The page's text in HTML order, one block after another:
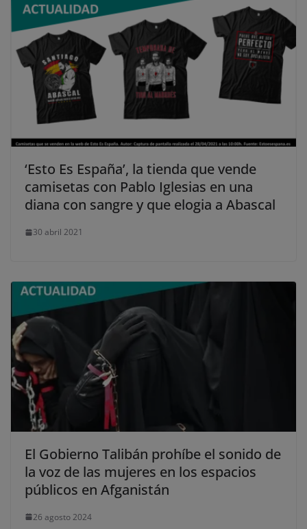
‘Esto Es España’, la tienda que vende
camisetas con Pablo Iglesias en una
diana con sangre y que elogia a Abascal
30 abril 2021
El Gobierno Talibán prohíbe el sonido de
la voz de las mujeres en los espacios
públicos en Afganistán
26 agosto 2024